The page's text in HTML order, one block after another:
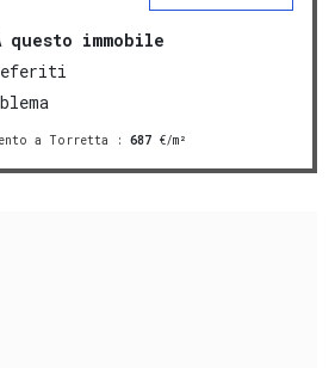
questo immobile
a Torretta : 687 €/m²